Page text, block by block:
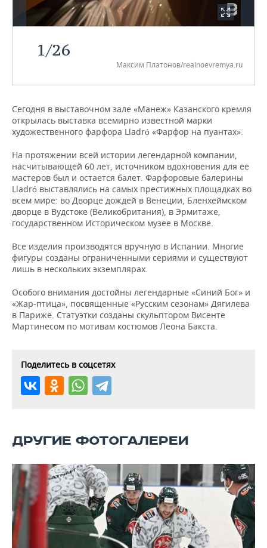
НЕФТЕХИМИЯ
ЭНЕРГЕТИКА
РОЗНИЧНАЯ ТОРГОВЛЯ
ТРАНСПОРТ
НОВОСТИ ТЕХНОЛОГИЙ
ТЕЛЕКОММУНИКАЦИИ
МЕРОПРИЯТИЯ
НОВОСТИ МЕРОПРИЯТИЙ
БИЗНЕС-БРАНЧИ
ONLINE-КОНФЕРЕНЦИИ
ОТКРЫТАЯ ЛЕКЦИЯ
СПОРТ
ФУТБОЛ
ХОККЕЙ
БАСКЕТБОЛ
ВОЛЕЙБОЛ
КИБЕРСПОРТ
ФИГУРНОЕ КАТАНИЕ
ВОДНЫЕ ВИДЫ СПОРТА
ХОККЕЙ С МЯЧОМ
НОВОСТИ ОБЩЕСТВА
ВЛАСТЬ
ИНФРАСТРУКТУРА
ИСТОРИЯ
КУЛЬТУРА
МЕДИЦИНА
ОБРАЗОВАНИЕ
ПРОИСШЕСТВИЯ
ФОТОГАЛЕРЕЯ
СЮЖЕТЫ
СПРАВОЧНИК
СПИСОК ПЕРСОН
СПИСОК КОМПАНИЙ
ПОЛНАЯ ВЕРСИЯ
1/26
Максим Платонов/realnoevremya.ru
Сегодня в выставочном зале «Манеж» Казанского кремля
открылась выставка всемирно известной марки
художественного фарфора Lladró «Фарфор на пуантах».
На протяжении всей истории легендарной компании,
насчитывающей 60 лет, источником вдохновения для ее
мастеров был и остается балет. Фарфоровые балерины
Lladró выставлялись на самых престижных площадках во
всем мире: во Дворце дождей в Венеции, Бленхеймском
дворце в Вудстоке (Великобритания), в Эрмитаже,
государственном Историческом музее в Москве.
Все изделия производятся вручную в Испании. Многие
фигуры созданы ограниченными сериями и существуют
лишь в нескольких экземплярах.
Особого внимания достойны легендарные «Синий Бог» и
«Жар-птица», посвященные «Русским сезонам» Дягилева
в Париже. Статуэтки созданы скульптором Висенте
Мартинесом по мотивам костюмов Леона Бакста.
Поделитесь в соцсетях
ДРУГИЕ ФОТОГАЛЕРЕИ